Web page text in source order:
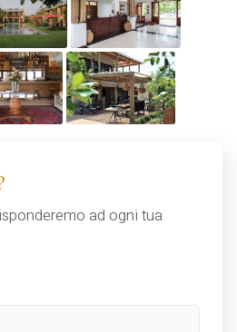
ad ogni tua